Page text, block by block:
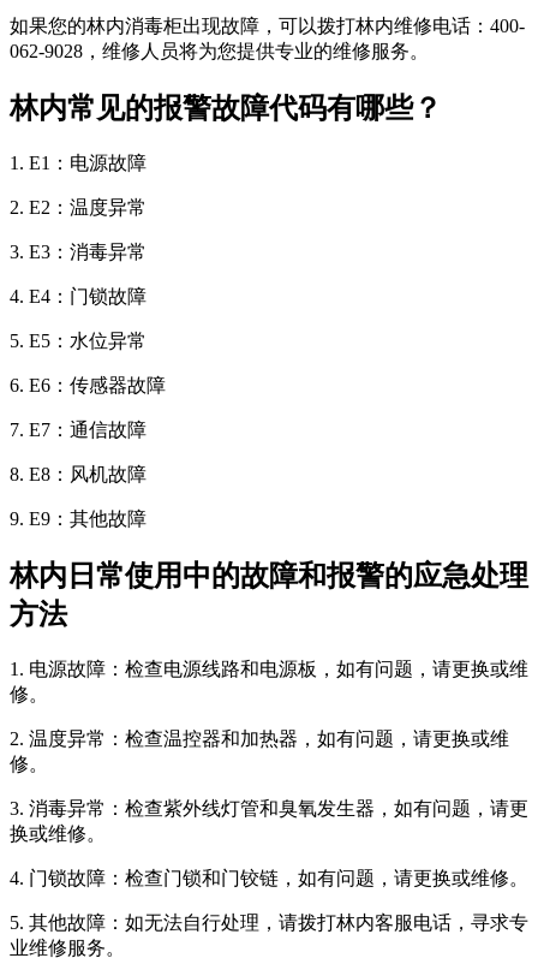
如果您的林内消毒柜出现故障，可以拨打林内维修电话：400-
062-9028，维修人员将为您提供专业的维修服务。
林内常见的报警故障代码有哪些？
1. E1：电源故障
2. E2：温度异常
3. E3：消毒异常
4. E4：门锁故障
5. E5：水位异常
6. E6：传感器故障
7. E7：通信故障
8. E8：风机故障
9. E9：其他故障
林内日常使用中的故障和报警的应急处理
方法
1. 电源故障：检查电源线路和电源板，如有问题，请更换或维
修。
2. 温度异常：检查温控器和加热器，如有问题，请更换或维
修。
3. 消毒异常：检查紫外线灯管和臭氧发生器，如有问题，请更
换或维修。
4. 门锁故障：检查门锁和门铰链，如有问题，请更换或维修。
5. 其他故障：如无法自行处理，请拨打林内客服电话，寻求专
业维修服务。